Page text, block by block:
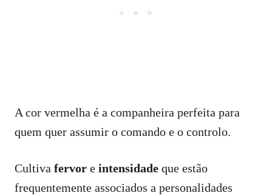
A cor vermelha é a companheira perfeita para
quem quer assumir o comando e o controlo.
Cultiva fervor e intensidade que estão
frequentemente associados a personalidades